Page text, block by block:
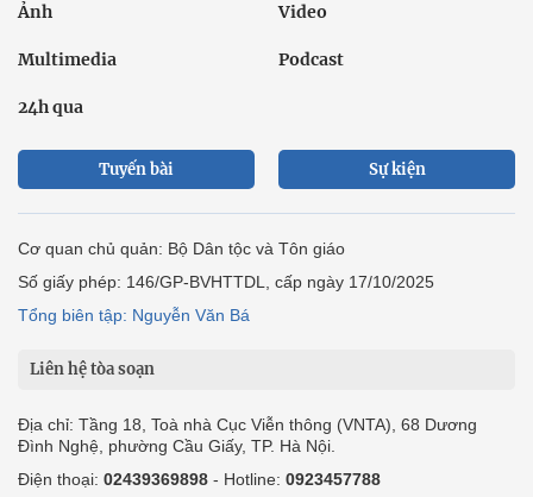
Ảnh Video
Multimedia Podcast
24h qua
Tuyến bài Sự kiện
Cơ quan chủ quản: Bộ Dân tộc và Tôn giáo
Số giấy phép: 146/GP-BVHTTDL, cấp ngày 17/10/2025
Tổng biên tập: Nguyễn Văn Bá
Liên hệ tòa soạn
Địa chỉ: Tầng 18, Toà nhà Cục Viễn thông (VNTA), 68 Dương
Đình Nghệ, phường Cầu Giấy, TP. Hà Nội.
Điện thoại: 02439369898 - Hotline: 0923457788